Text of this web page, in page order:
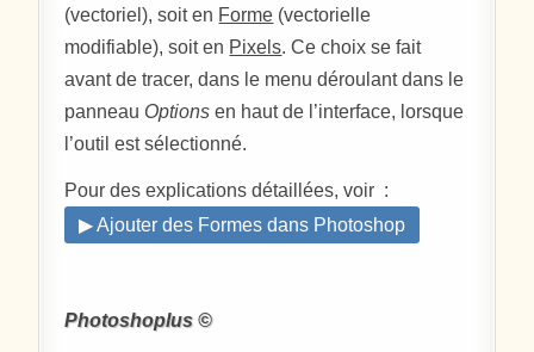
(vectoriel), soit en Forme (vectorielle
modifiable), soit en Pixels. Ce choix se fait
avant de tracer, dans le menu déroulant dans le
panneau Options en haut de l’interface, lorsque
l’outil est sélectionné.
Pour des explications détaillées, voir :
▶ Ajouter des Formes dans Photoshop
Photoshoplus ©